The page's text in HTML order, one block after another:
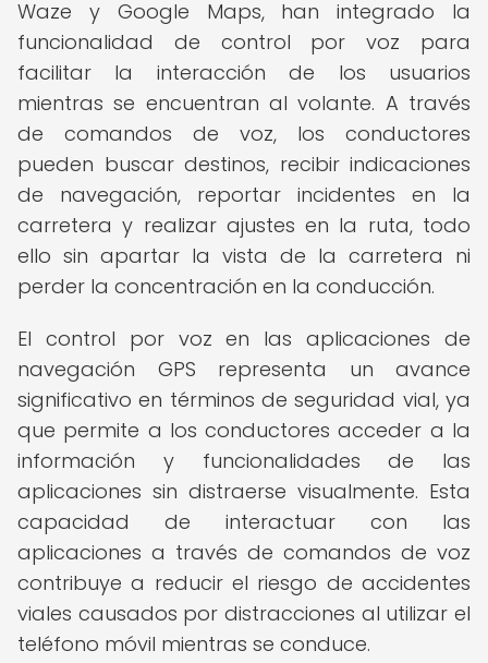
Waze y Google Maps, han integrado la
funcionalidad de control por voz para
facilitar la interacción de los usuarios
mientras se encuentran al volante. A través
de comandos de voz, los conductores
pueden buscar destinos, recibir indicaciones
de navegación, reportar incidentes en la
carretera y realizar ajustes en la ruta, todo
ello sin apartar la vista de la carretera ni
perder la concentración en la conducción.
El control por voz en las aplicaciones de
navegación GPS representa un avance
significativo en términos de seguridad vial, ya
que permite a los conductores acceder a la
información y funcionalidades de las
aplicaciones sin distraerse visualmente. Esta
capacidad de interactuar con las
aplicaciones a través de comandos de voz
contribuye a reducir el riesgo de accidentes
viales causados por distracciones al utilizar el
teléfono móvil mientras se conduce.